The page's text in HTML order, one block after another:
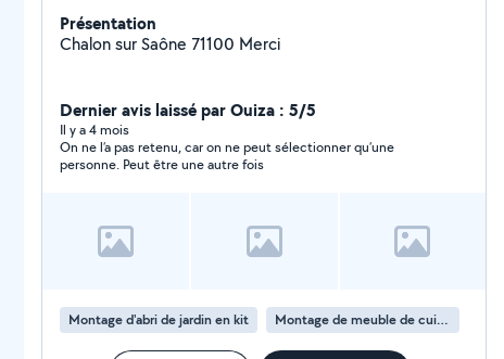
Présentation
Chalon sur Saône 71100 Merci
Dernier avis laissé par Ouiza : 5/5
Il y a 4 mois
On ne l’a pas retenu, car on ne peut sélectionner qu’une
personne. Peut être une autre fois
Montage d'abri de jardin en kit Montage de meuble de cuisine en kit